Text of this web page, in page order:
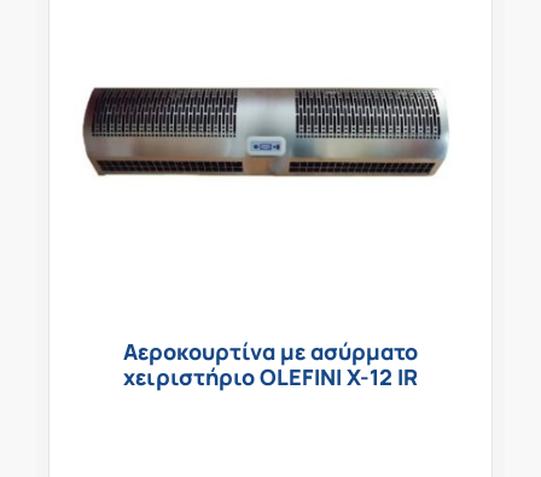
Αεροκουρτίνα με ασύρματο
χειριστήριο OLEFINI X-12 IR